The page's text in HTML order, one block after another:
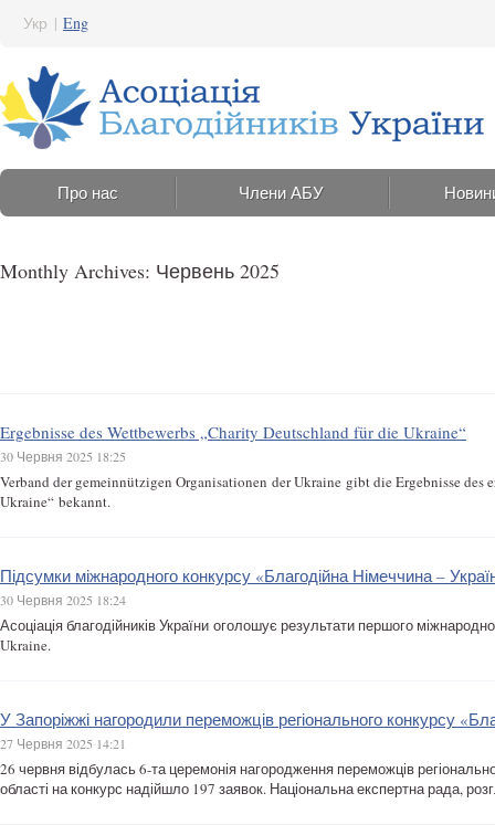
Укр | Eng
Про нас Члени АБУ
Monthly Archives: Червень 2025
Ergebnisse des Wettbewerbs „Charity Deutschland für die Ukraine“
30 Червня 2025 18:25
Verband der gemeinnützigen Organisationen der Ukraine gibt die Ergebnisse
Ukraine“ bekannt.
Підсумки міжнародного конкурсу «Благодійна Німеччина –
30 Червня 2025 18:24
Асоціація благодійників України оголошує результати першого
Ukraine.
У Запоріжжі нагородили переможців регіонального конкурсу
27 Червня 2025 14:21
26 червня відбулась 6-та церемонія нагородження переможців
області на конкурс надійшло 197 заявок. Національна експертна рада,